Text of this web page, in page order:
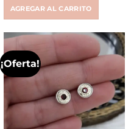
$ 55.186.$ 19.000.
AGREGAR AL CARRITO
¡Oferta!